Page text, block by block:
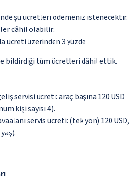
şu ücretleri ödemeniz istenecektir.
dâhil olabilir:
ücreti üzerinden 3 yüzde
bildirdiği tüm ücretleri dâhil ettik.
servisi ücreti: araç başına 120 USD
kişi sayısı 4).
servis ücreti: (tek yön) 120 USD,